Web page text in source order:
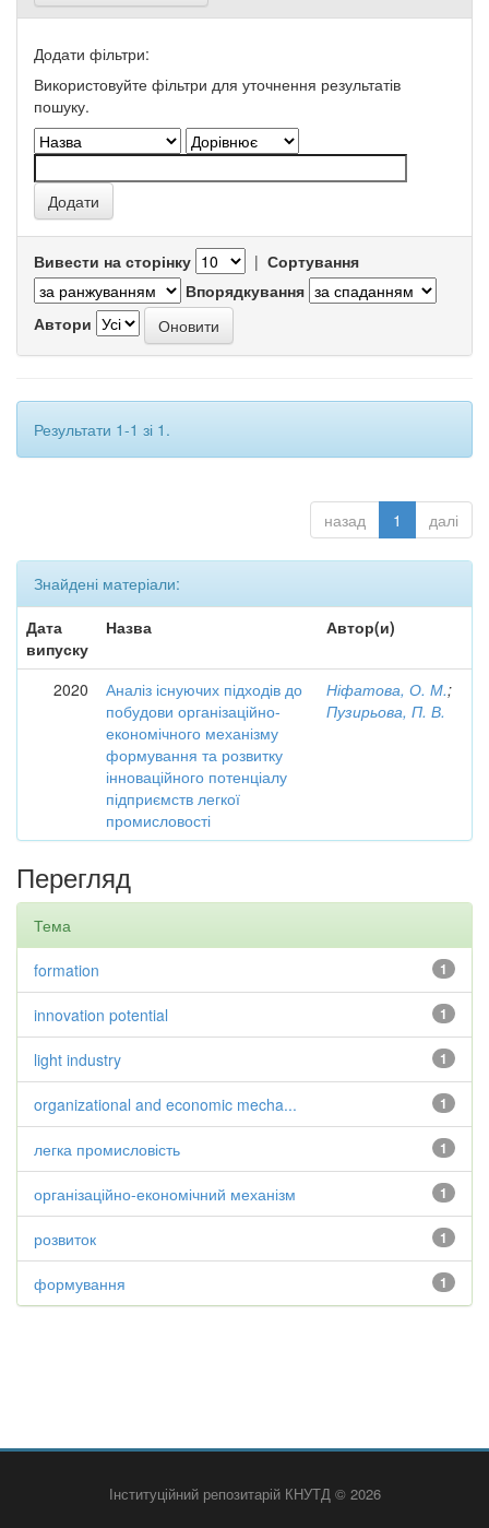
Додати фільтри:
Використовуйте фільтри для уточнення результатів
пошуку.
Вивести на сторінку | Сортування
Впорядкування
Автори
Результати 1-1 зі 1.
назад 1 далі
Знайдені матеріали:
Дата
випуску
Назва Автор(и)
2020
Аналіз існуючих підходів до
побудови організаційно-
економічного механізму
формування та розвитку
інноваційного потенціалу
підприємств легкої
промисловості
Ніфатова, О. М.;
Пузирьова, П. В.
Перегляд
Тема
1
formation
1
innovation potential
1
light industry
1
organizational and economic mecha...
1
легка промисловість
1
організаційно-економічний механізм
1
розвиток
1
формування
Інституційний репозитарій КНУТД © 2026